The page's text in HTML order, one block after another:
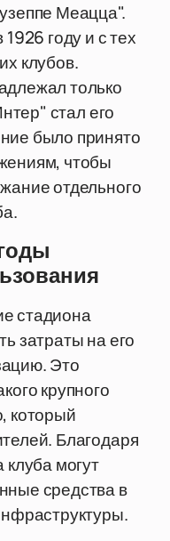
Меацца".
году и с тех
клубов.
только
стал его
было принято
чтобы
отдельного
стадиона
затраты на его
Это
крупного
который
Благодаря
клуба могут
средства в